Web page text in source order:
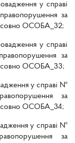
у справі
за
ОСОБА_32;
у справі
за
ОСОБА_33;
у справі №
за
ОСОБА_34;
у справі №
за